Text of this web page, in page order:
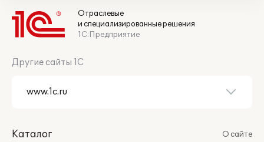
Отраслевые
и специализированные решения
1С:Предприятие
Другие сайты 1С
Каталог
О сайте